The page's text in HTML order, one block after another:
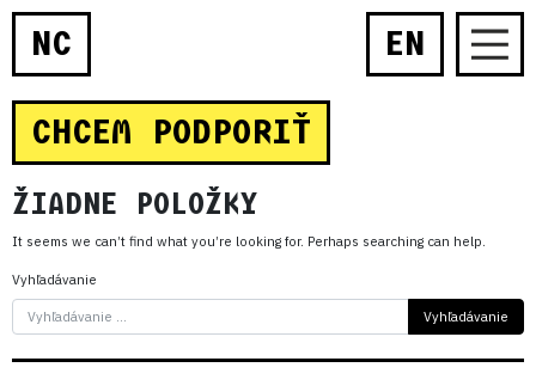
NC EN
CHCEM PODPORIŤ
ŽIADNE POLOŽKY
It seems we can’t find what you’re looking for. Perhaps searching can help.
Vyhľadávanie